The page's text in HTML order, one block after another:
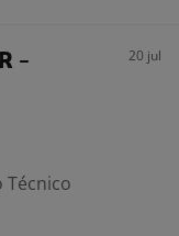
-
20 jul
Técnico